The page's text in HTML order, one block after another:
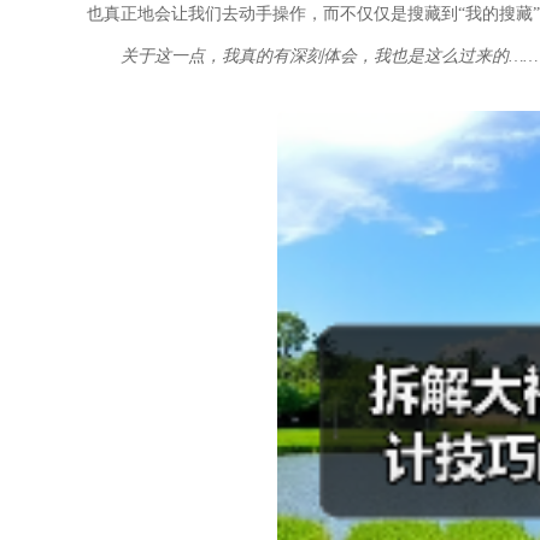
也真正地会让我们去动手操作，而不仅仅是搜藏到“我的搜藏
关于这一点，我真的有深刻体会，我也是这么过来的……